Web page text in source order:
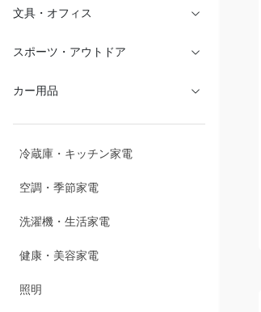
文具・オフィス
スポーツ・アウトドア
カー用品
冷蔵庫・キッチン家電
空調・季節家電
洗濯機・生活家電
健康・美容家電
照明